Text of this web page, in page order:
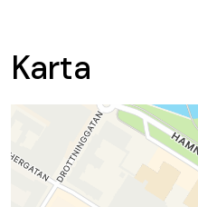
Karta